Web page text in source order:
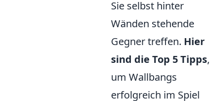
Sie selbst hinter
Wänden stehende
Gegner treffen. Hier
sind die Top 5 Tipps,
um Wallbangs
erfolgreich im Spiel